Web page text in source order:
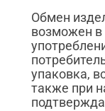
Обмен
возможен в
упаковка,
также при